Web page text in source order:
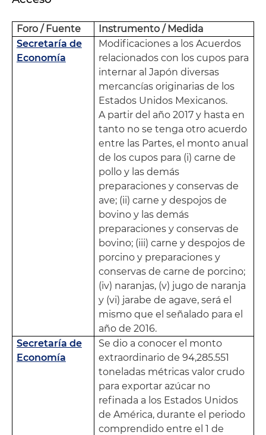
Foro / Fuente
Instrumento / Medida
Secretaría de
Economía
Modificaciones a los Acuerdos
relacionados con los cupos para
internar al Japón diversas
mercancías originarias de los
Estados Unidos Mexicanos.
A partir del año 2017 y hasta en
tanto no se tenga otro acuerdo
entre las Partes, el monto anual
de los cupos para (i) carne de
pollo y las demás
preparaciones y conservas de
ave; (ii) carne y despojos de
bovino y las demás
preparaciones y conservas de
bovino; (iii) carne y despojos de
porcino y preparaciones y
conservas de carne de porcino;
(iv) naranjas, (v) jugo de naranja
y (vi) jarabe de agave, será el
mismo que el señalado para el
año de 2016.
Secretaría de
Economía
Se dio a conocer el monto
extraordinario de 94,285.551
toneladas métricas valor crudo
para exportar azúcar no
refinada a los Estados Unidos
de América, durante el periodo
comprendido entre el 1 de